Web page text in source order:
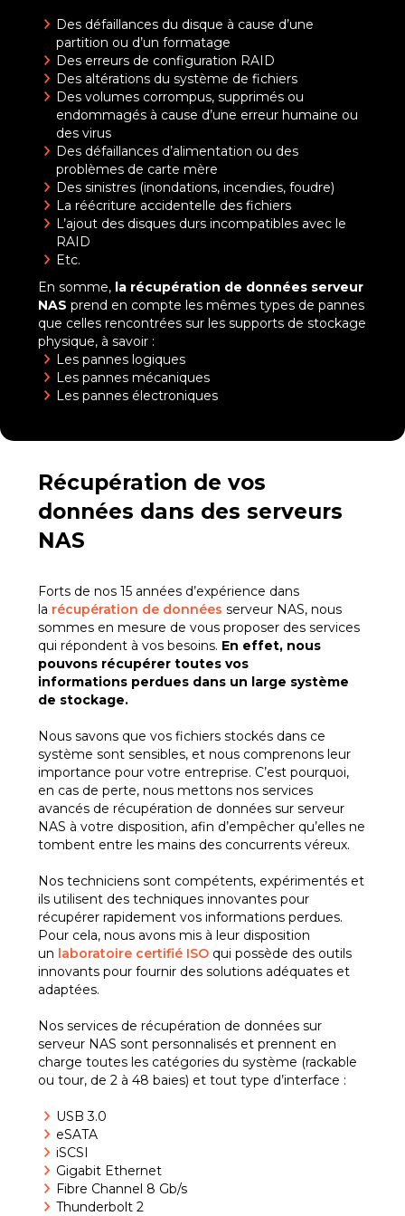
Des défaillances du disque à cause d’une
partition ou d’un formatage
Des erreurs de configuration RAID
Des altérations du système de fichiers
Des volumes corrompus, supprimés ou
endommagés à cause d’une erreur humaine ou
des virus
Des défaillances d’alimentation ou des
problèmes de carte mère
Des sinistres (inondations, incendies, foudre)
La réécriture accidentelle des fichiers
L’ajout des disques durs incompatibles avec le
RAID
Etc.
En somme, la récupération de données serveur
NAS prend en compte les mêmes types de pannes
que celles rencontrées sur les supports de stockage
physique, à savoir :
Les pannes logiques
Les pannes mécaniques
Les pannes électroniques
Récupération de vos
données dans des serveurs
NAS
Forts de nos 15 années d’expérience dans
la récupération de données serveur NAS, nous
sommes en mesure de vous proposer des services
qui répondent à vos besoins. En effet, nous
pouvons récupérer toutes vos
informations perdues dans un large système
de stockage.
Nous savons que vos fichiers stockés dans ce
système sont sensibles, et nous comprenons leur
importance pour votre entreprise. C’est pourquoi,
en cas de perte, nous mettons nos services
avancés de récupération de données sur serveur
NAS à votre disposition, afin d’empêcher qu’elles ne
tombent entre les mains des concurrents véreux.
Nos techniciens sont compétents, expérimentés et
ils utilisent des techniques innovantes pour
récupérer rapidement vos informations perdues.
Pour cela, nous avons mis à leur disposition
un laboratoire certifié ISO qui possède des outils
innovants pour fournir des solutions adéquates et
adaptées.
Nos services de récupération de données sur
serveur NAS sont personnalisés et prennent en
charge toutes les catégories du système (rackable
ou tour, de 2 à 48 baies) et tout type d’interface :
USB 3.0
eSATA
iSCSI
Gigabit Ethernet
Fibre Channel 8 Gb/s
Thunderbolt 2